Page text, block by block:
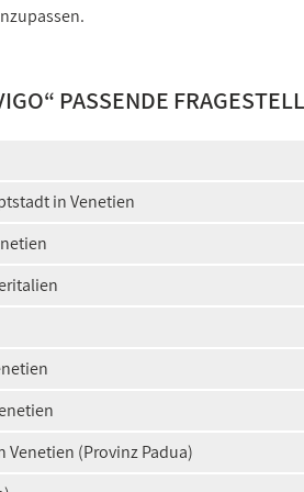
PASSENDE
in Venetien
(Provinz Padua)